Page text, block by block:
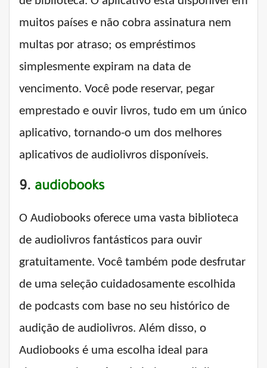
muitos países e não cobra assinatura nem
multas por atraso; os empréstimos
simplesmente expiram na data de
vencimento. Você pode reservar, pegar
emprestado e ouvir livros, tudo em um único
aplicativo, tornando-o um dos melhores
aplicativos de audiolivros disponíveis.
9. audiobooks
O Audiobooks oferece uma vasta biblioteca
de audiolivros fantásticos para ouvir
gratuitamente. Você também pode desfrutar
de uma seleção cuidadosamente escolhida
de podcasts com base no seu histórico de
audição de audiolivros. Além disso, o
Audiobooks é uma escolha ideal para